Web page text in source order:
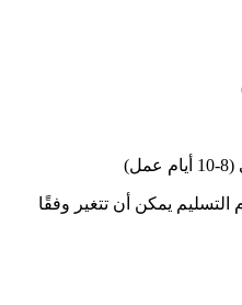
التسليم يمكن أن تتغير وفقًا